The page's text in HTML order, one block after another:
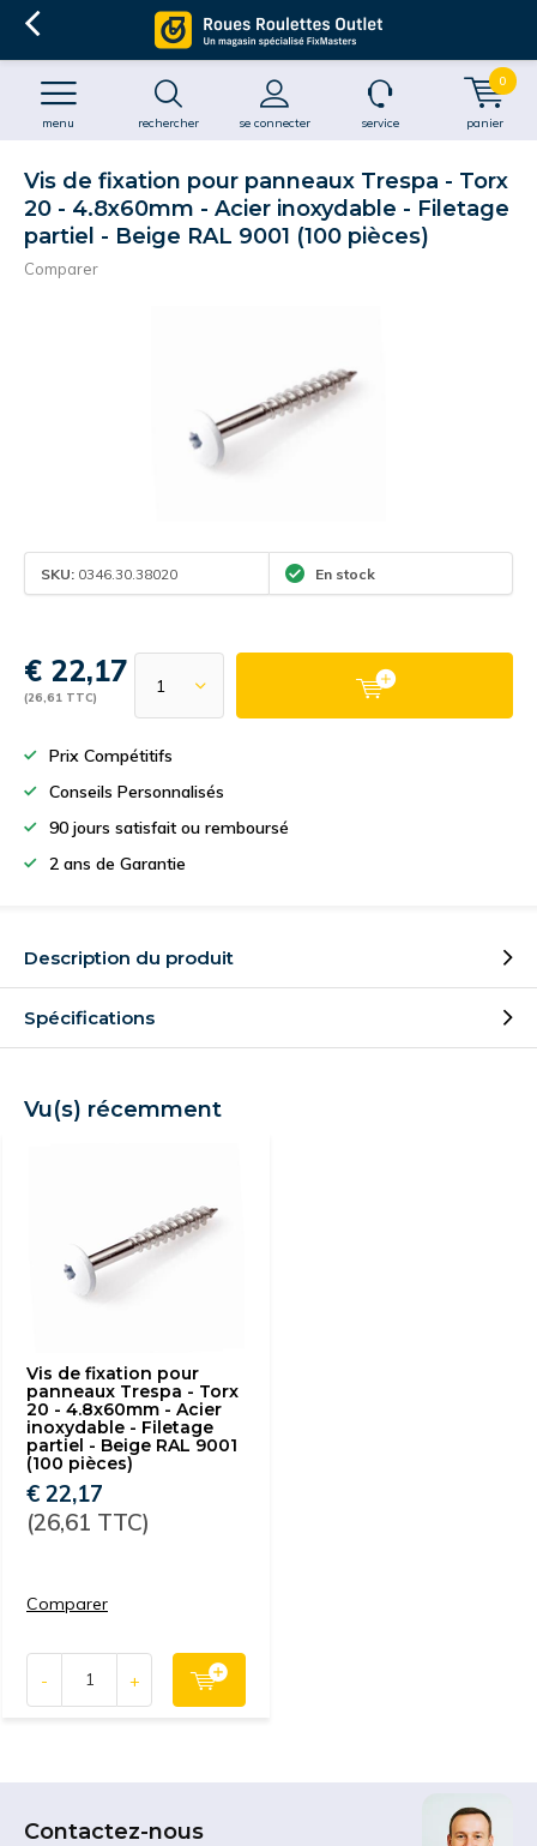
rechercher se connecter
menu service panier
0
Vis de fixation pour panneaux Trespa - Torx
20 - 4.8x60mm - Acier inoxydable - Filetage
partiel - Beige RAL 9001 (100 pièces)
Comparer
SKU: 0346.30.38020 En stock
€ 22,17
(26,61 TTC)
Prix Compétitifs
Conseils Personnalisés
90 jours satisfait ou remboursé
2 ans de Garantie
Description du produit
Spécifications
Vu(s) récemment
Vis de fixation pour
panneaux Trespa - Torx
20 - 4.8x60mm - Acier
inoxydable - Filetage
partiel - Beige RAL 9001
(100 pièces)
€ 22,17
(26,61 TTC)
Comparer
- +
Contactez-nous